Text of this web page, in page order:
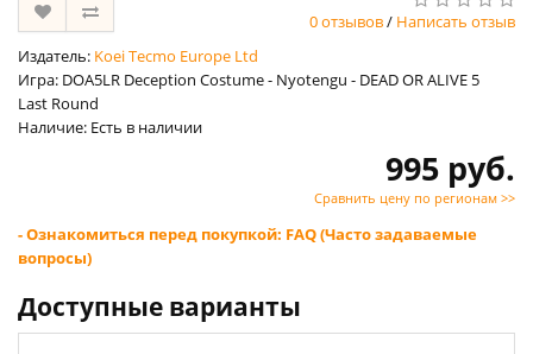
0 отзывов/ Написать отзыв
Издатель: Koei Tecmo Europe Ltd
Игра: DOA5LR Deception Costume - Nyotengu - DEAD OR ALIVE 5
Last Round
Наличие: Есть в наличии
995 руб.
Сравнить цену по регионам >>
- Ознакомиться перед покупкой: FAQ (Часто задаваемые
вопросы)
Доступные варианты